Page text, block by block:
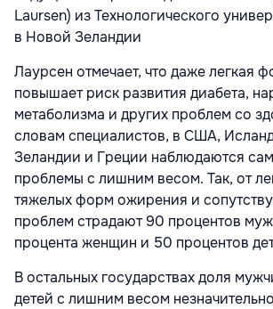
Laursen) из Технологического
в Новой Зеландии
Лаурсен отмечает, что даже легкая
повышает риск развития диабета,
метаболизма и других проблем со
словам специалистов, в США,
Зеландии и Греции наблюдаются
проблемы с лишним весом. Так, от
тяжелых форм ожирения и
проблем страдают 90 процентов
процента женщин и 50 процентов
В остальных государствах доля
детей с лишним весом